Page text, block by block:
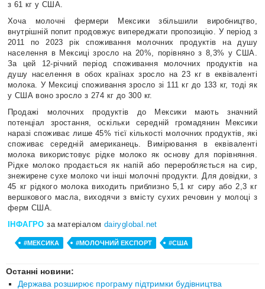
з 61 кг у США.
Хоча молочні фермери Мексики збільшили виробництво,
внутрішній попит продовжує випереджати пропозицію. У період з
2011 по 2023 рік споживання молочних продуктів на душу
населення в Мексиці зросло на 20%, порівняно з 8,3% у США.
За цей 12-річний період споживання молочних продуктів на
душу населення в обох країнах зросло на 23 кг в еквіваленті
молока. У Мексиці споживання зросло зі 111 кг до 133 кг, тоді як
у США воно зросло з 274 кг до 300 кг.
Продажі молочних продуктів до Мексики мають значний
потенціал зростання, оскільки середній громадянин Мексики
наразі споживає лише 45% тієї кількості молочних продуктів, які
споживає середній американець. Вимірювання в еквіваленті
молока використовує рідке молоко як основу для порівняння.
Рідке молоко продається як напій або переробляється на сир,
знежирене сухе молоко чи інші молочні продукти. Для довідки, з
45 кг рідкого молока виходить приблизно 5,1 кг сиру або 2,3 кг
вершкового масла, виходячи з вмісту сухих речовин у молоці з
ферм США.
ІНФАГРО за матеріалом dairyglobal.net
#МЕКСИКА #МОЛОЧНИЙ ЕКСПОРТ #США
Останні новини:
Держава розширює програму підтримки будівництва